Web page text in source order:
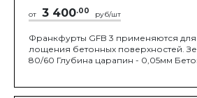
от 3 400.00 руб/шт
Франкфурты GFB 3 применяются для
лощения бетонных поверхностей.
80/60 Глубина царапин - 0,05мм